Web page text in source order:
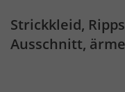
Strickkleid,
Ausschnitt,